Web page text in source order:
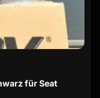
für Seat